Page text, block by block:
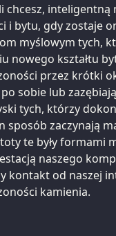
chcesz,
i bytu, gdy zostaje
myślowym tych,
nowego kształtu
przez krótki
sobie lub
tych, którzy
sposób zaczynają
te były formami
naszego
kontakt od naszej
kamienia.